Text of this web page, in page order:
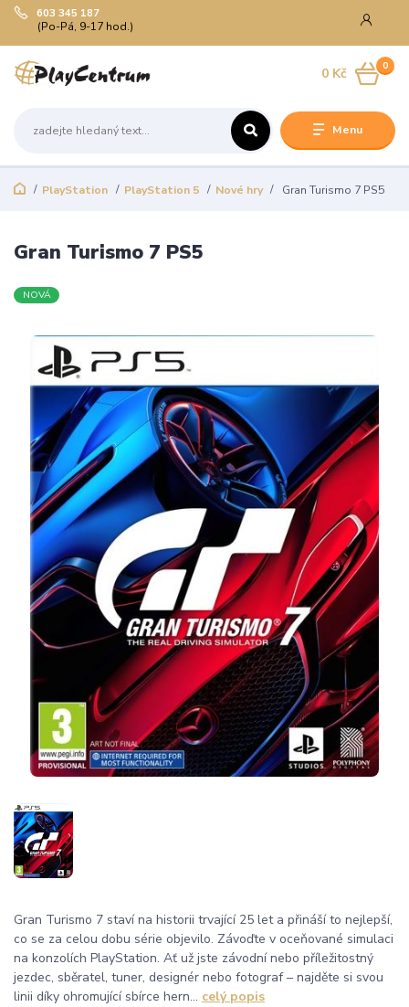
Menu
603 345 187
(Po-Pá, 9-17 hod.)
0
0 Kč
PlayStation PlayStation 5 Nové hry Gran Turismo 7 PS5
Gran Turismo 7 PS5
NOVÁ
Gran Turismo 7 staví na historii trvající 25 let a přináší to nejlepší,
co se za celou dobu série objevilo. Závoďte v oceňované simulaci
na konzolích PlayStation. Ať už jste závodní nebo příležitostný
jezdec, sběratel, tuner, designér nebo fotograf – najděte si svou
linii díky ohromující sbírce hern... celý popis